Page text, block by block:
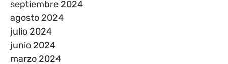
septiembre 2024
agosto 2024
julio 2024
junio 2024
marzo 2024